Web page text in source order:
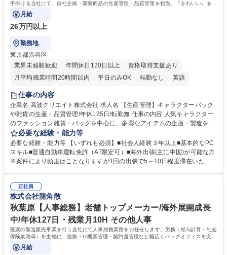
手掛ける当社にて、自社企画・開発商品の生産管理・品質管理を担当。『かわいい』を届
けるやりがいのあるポジションです。
月給
26万円以上
勤務地
東京都渋谷区
業界未経験歓迎
年間休日120日以上
資格取得支援あり
月平均残業時間20時間以内
平日のみOK 転勤なし
英語
住宅手当あり
完全週休2日制
交通費支給 駅近5分以内 中国語 土日祝休み
仕事の内容
企業名 高波クリエイト株式会社 求人名 【生産管理】キャラクターバック
や雑貨の生産・品質管理/年休125日/転勤無 仕事の内容 人気キャラクター
のファッション雑貨・バッグを中心に、多彩なアイテムの企画・製造を手
掛ける当社にて、自社企画・開発商品の生産管理・品質管理を担当。『か
わいい』を届けるやりがいのあるポジションです。 有名ブランドやキャラ
クターライセンスを活用した商品の企画・開発・販売を行っています。企
画段階から納品まで、商品の製造に関わる全てのプロセスにおいて、生産
元様とのやり取り、輸入関連の書類の管理、国内倉庫での品質チェック、
工場開拓などがございます。 募集職種 【生産管理】キャラクターバック
や雑貨の生産・品質管理/年休125日/転勤無
必要な経験・能力等
必要な経験・能力等 【いずれも必須】■社会人経験３年以上■基本的なPC
スキル■普通自動車運転免許（AT限定可）■海外出張(主に中国)が可能な方
※案件により頻度はことなりますが1回の出張で5～10日程度滞在いただ
め、『コツコツと実直に取り組める方』 ・工場やライセンス元を含む社内
外関係者と友好なコミュニケーションが取れる方 ※折衝は営業担当がメイ
ンで行います。 学歴・資格 学歴：大学院 大学 高専 短大 専修学校 高校 語
学力： 資格：
正社員
株式会社龍角散
秋葉原【人事総務】老舗トップメーカー/海外展開成長
中/年休127日・残業月10H その他人事
医薬の製造販売事業を行う当社にて人事総務業務をお任せします。労務（給与計算・社会
保険業務等）を主軸に、総務・IT機器管理・契約書管理など幅広くバックオフィスを支え
る業務です。
月給